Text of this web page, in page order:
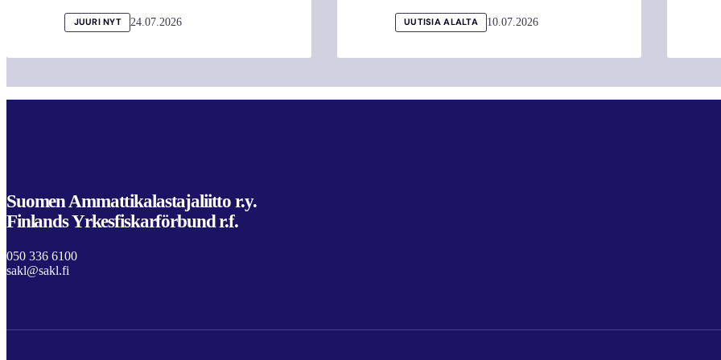
JUURI NYT 24.07.2026 UUTISIA ALALTA 10.07.2026
Suomen Ammattikalastajaliitto r.y.
Finlands Yrkesfiskarförbund r.f.
050 336 6100
sakl@sakl.fi